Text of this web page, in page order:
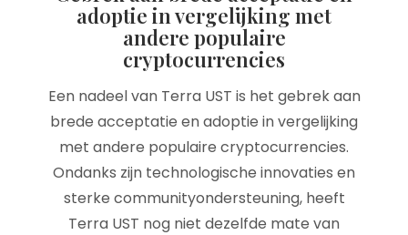
adoptie in vergelijking met
andere populaire
cryptocurrencies
Een nadeel van Terra UST is het gebrek aan
brede acceptatie en adoptie in vergelijking
met andere populaire cryptocurrencies.
Ondanks zijn technologische innovaties en
sterke communityondersteuning, heeft
Terra UST nog niet dezelfde mate van